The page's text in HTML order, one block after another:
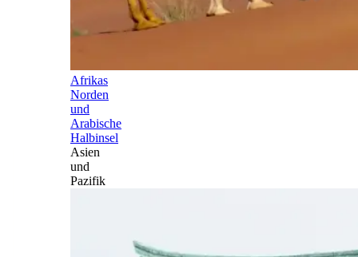
Afrikas
Norden
und
Arabische
Halbinsel
Asien
und
Pazifik